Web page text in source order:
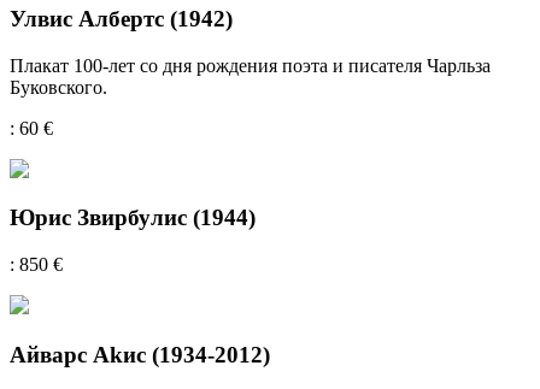
Улвис Албертс (1942)
Плакат 100-лет со дня рождения поэта и писателя Чарльза
Буковского.
: 60 €
Юрис Звирбулис (1944)
: 850 €
Айварс Akис (1934-2012)